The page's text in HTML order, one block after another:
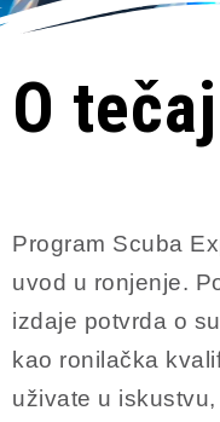
O
Program Scuba
uvod u ronjenje.
izdaje potvrda o
kao ronilačka
uživate u